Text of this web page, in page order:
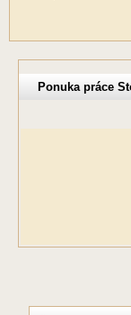
Ponuka práce